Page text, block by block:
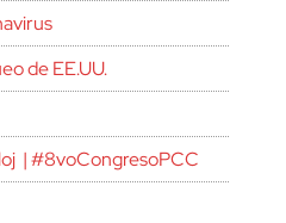
de EE.UU.
| #8voCongresoPCC